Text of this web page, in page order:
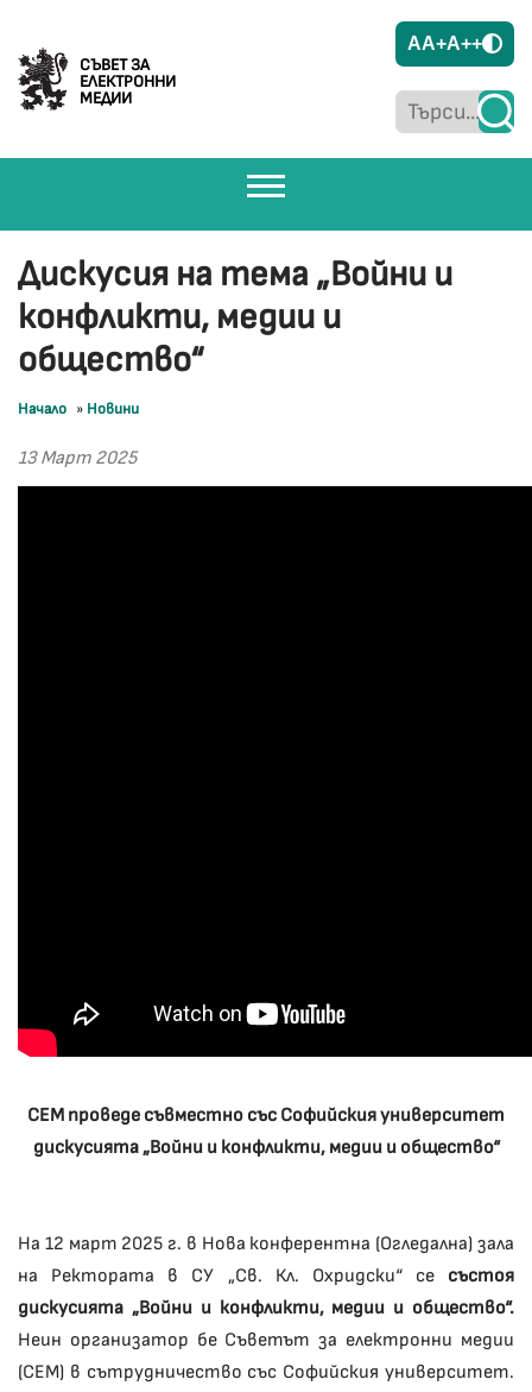
СЪВЕТ ЗА
ЕЛЕКТРОННИ
МЕДИИ
AA+A++
Дискусия на тема „Войни и
конфликти, медии и
общество“
Начало » Новини
13 Март 2025
СЕМ проведе съвместно със Софийския университет
дискусията „Войни и конфликти, медии и общество“
На 12 март 2025 г. в Нова конферентна (Огледална) зала
на Ректората в СУ „Св. Кл. Охридски“ се състоя
дискусията „Войни и конфликти, медии и общество“.
Неин организатор бе Съветът за електронни медии
(СЕМ) в сътрудничество със Софийския университет.